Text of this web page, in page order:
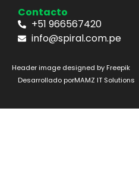
Contacto
+51 966567420
info@spiral.com.pe
Header image designed by Freepik
Desarrollado porMAMZ IT Solutions